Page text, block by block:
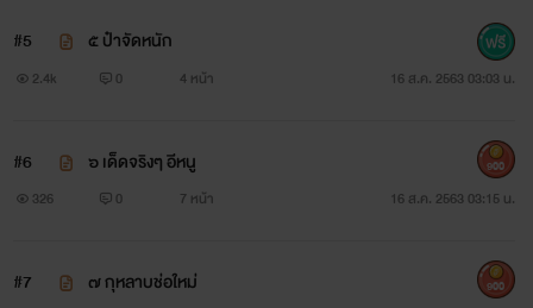
ทั้งที่เป็นคนดีและคนเลวปะปนกันไป เพราะฉะนั้นจึงต้องมีหน่วย
งานสำหรับควบคุมและปราบปรามคนเลวไม่ให้สามารถสร้าง
#5 ๕ ป๋าจัดหนัก
2.4k 0 4 หน้า 16 ส.ค. 2563 03:03 น.
#6 ๖ เด็ดจริงๆ อีหนู
326 0 7 หน้า 16 ส.ค. 2563 03:15 น.
900
#7 ๗ กุหลาบช่อใหม่ 900